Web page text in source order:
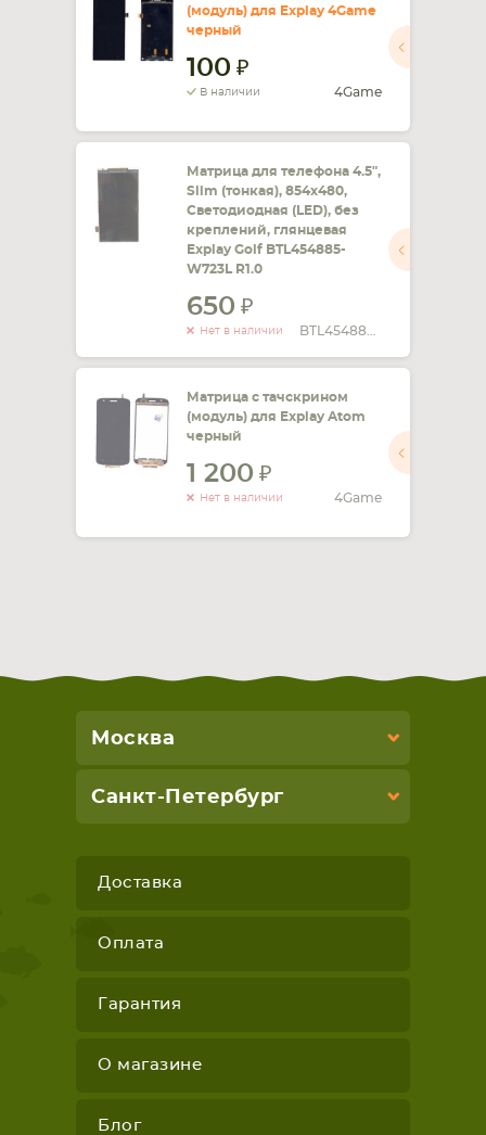
КОМПЛЕКТУЮЩИЕ
(модуль) для Explay 4Game
черный
100
В наличии 4Game
Матрица для телефона 4.5",
Slim (тонкая), 854х480,
Светодиодная (LED), без
креплений, глянцевая
Explay Golf BTL454885-
W723L R1.0
650
Нет в наличии
Матрица с тачскрином
(модуль) для Explay Atom
черный
1 200
Нет в наличии 4Game
Москва
Санкт-Петербург
Доставка
Оплата
Гарантия
О магазине
Блог